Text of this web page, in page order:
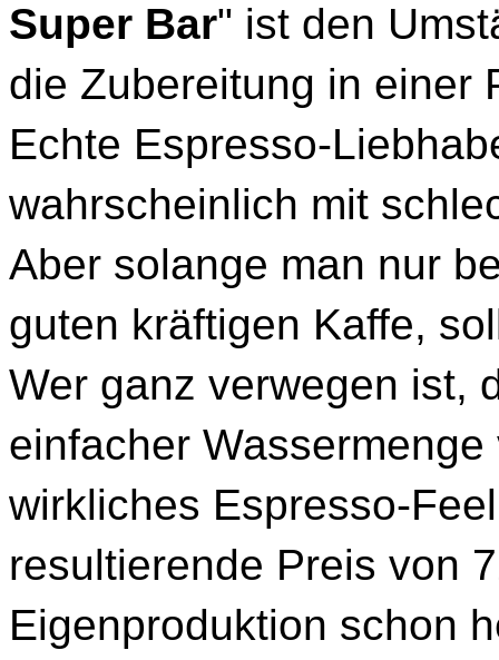
Super Bar" ist den
die Zubereitung in einer
Echte Espresso-
wahrscheinlich mit
Aber solange man nur
guten kräftigen Kaffe,
Wer ganz verwegen ist,
einfacher
wirkliches Espresso-
resultierende Preis von
Eigenproduktion schon